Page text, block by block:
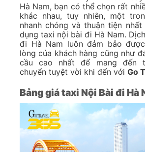
4. Quan sát kỹ trước khi lên xe
Trước khi lên xe, thông thường
kĩ một số yếu tố sau để tránh
chuyến xe không an toàn, mất chi
Tài xế có biểu hiện say rượu,
thái độ phục vụ thiếu chuyên
Tài xế hỏi han về tuyến đường
muốn đi một tuyến khác với
thường thấy.
Xe không có đầy đủ các trang
xe nhìn cũ xuống cấp và thiếu
chuyển.